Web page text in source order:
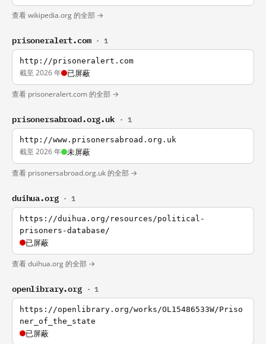
查看 wikipedia.org 的全部 →
prisoneralert.com · 1
http://prisoneralert.com
截至 2026 年 已屏蔽
查看 prisoneralert.com 的全部 →
prisonersabroad.org.uk · 1
http://www.prisonersabroad.org.uk
截至 2026 年 未屏蔽
查看 prisonersabroad.org.uk 的全部 →
duihua.org · 1
https://duihua.org/resources/political-
prisoners-database/
已屏蔽
查看 duihua.org 的全部 →
openlibrary.org · 1
https://openlibrary.org/works/OL15486533W/Priso
ner_of_the_state
已屏蔽